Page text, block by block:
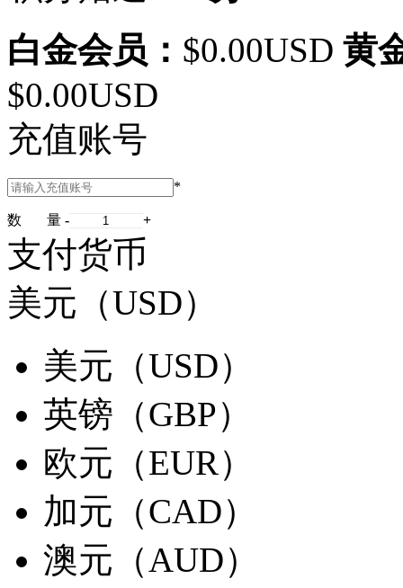
白金会员： $0.00USD 黄
$0.00USD
充值账号
*
数 量 - +
支付货币
美元（USD）
美元（USD）
英镑（GBP）
欧元（EUR）
加元（CAD）
澳元（AUD）